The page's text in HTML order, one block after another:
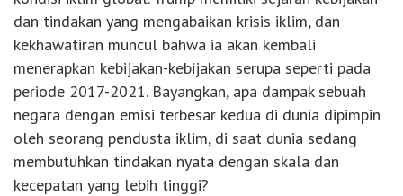
dan tindakan yang mengabaikan krisis iklim, dan
kekhawatiran muncul bahwa ia akan kembali
menerapkan kebijakan-kebijakan serupa seperti pada
periode 2017-2021. Bayangkan, apa dampak sebuah
negara dengan emisi terbesar kedua di dunia dipimpin
oleh seorang pendusta iklim, di saat dunia sedang
membutuhkan tindakan nyata dengan skala dan
kecepatan yang lebih tinggi?